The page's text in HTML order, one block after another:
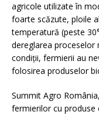
agricole utilizate în
foarte scăzute, ploile
temperatură (peste
dereglarea proceselor
condiții, fermierii au
folosirea produselor
Summit Agro
fermierilor cu produse